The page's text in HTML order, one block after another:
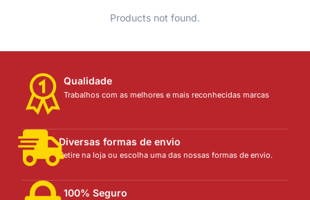
Products not found.
Qualidade
Trabalhos com as melhores e mais reconhecidas marcas
Diversas formas de envio
Retire na loja ou escolha uma das nossas formas de envio.
100% Seguro